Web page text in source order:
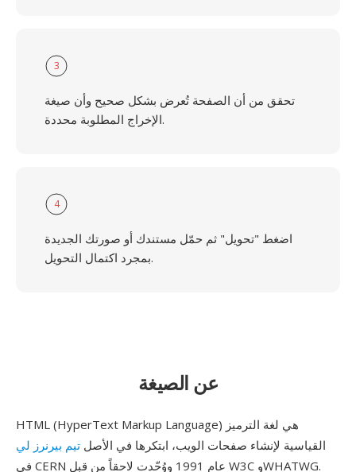
3
تحقق من أن الصفحة تُعرض بشكل صحيح وأن صيغة
الإخراج المطلوبة محددة.
4
اضغط "تحويل" ثم حمّل مستندك أو صورتك الجديدة
بمجرد اكتمال التحويل.
عن الصيغة
HTML (HyperText Markup Language) هي لغة الترميز
القياسية لإنشاء صفحات الويب، ابتكرها في الأصل تيم بيرنرز لي
في CERN عام 1991 ووُحّدت لاحقاً من قبل W3C وWHATWG.